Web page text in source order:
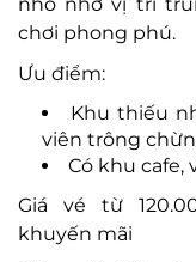
chơi phong phú.
Ưu điểm:
Khu thiếu
viên trông ch
Có khu cafe,
Giá vé từ
khuyến mãi